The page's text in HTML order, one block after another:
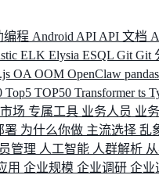
编程 Android API API 文档
ELK Elysia ESQL Git Git
OA OOM OpenClaw pandas
Top5 TOP50 Transformerts
场 专属工具 业务人员 业
署 为什么你做 主流选择 乱
管理 人工智能 人群解析
用 企业规模 企业调研 企业